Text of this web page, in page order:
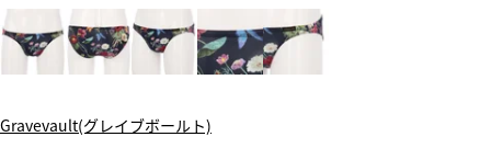
Gravevault(グレイブボールト)